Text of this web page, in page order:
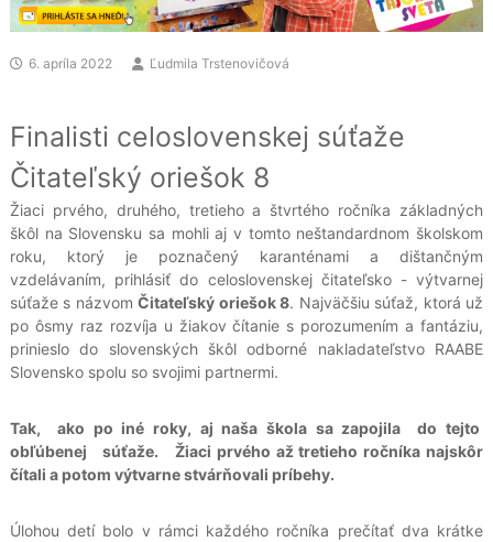
6. apríla 2022 Ľudmila Trstenovičová
Finalisti celoslovenskej súťaže
Čitateľský oriešok 8
Žiaci prvého, druhého, tretieho a štvrtého ročníka základných
škôl na Slovensku sa mohli aj v tomto neštandardnom školskom
roku, ktorý je poznačený karanténami a dištančným
vzdelávaním, prihlásiť do celoslovenskej čitateľsko - výtvarnej
súťaže s názvomČitateľský oriešok 8. Najväčšiu súťaž, ktorá už
po ôsmy raz rozvíja u žiakov čítanie s porozumením a fantáziu,
prinieslo do slovenských škôl odborné nakladateľstvo RAABE
Slovensko spolu so svojimi partnermi.
Tak, ako po iné roky, aj naša škola sa zapojila do tejto
obľúbenej súťaže. Žiaci prvého až tretieho ročníka najskôr
čítali a potom výtvarne stvárňovali príbehy.
Úlohou detí bolo v rámci každého ročníka prečítať dva krátke